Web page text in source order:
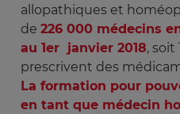
allopathiques et
de 226 000 médecins
au 1er janvier 2018, soit
prescrivent des
La formation pour
en tant que médecin